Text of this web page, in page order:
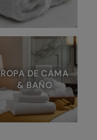
ROPA DE CAMA
& BAÑO